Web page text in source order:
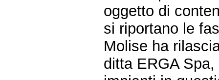
oggetto di
si riportano le
Molise ha
ditta ERGA